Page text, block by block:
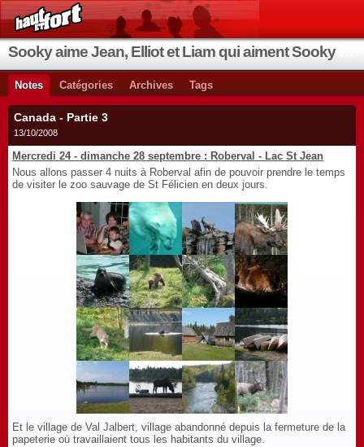
Notes Catégories Archives Tags
Canada - Partie 3
13/10/2008
Mercredi 24 - dimanche 28 septembre : Roberval - Lac St Jean
Nous allons passer 4 nuits à Roberval afin de pouvoir prendre le temps
de visiter le zoo sauvage de St Félicien en deux jours.
Et le village de Val Jalbert, village abandonné depuis la fermeture de la
papeterie où travaillaient tous les habitants du village.